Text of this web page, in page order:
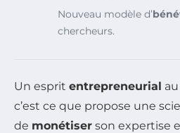
Nouveau modèle d’
chercheurs.
Un esprit entrepreneurial
c’est ce que propose une
de monétiser son expertise